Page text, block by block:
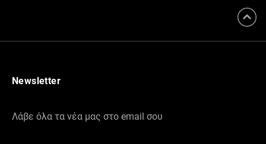
Newsletter
Λάβε όλα τα νέα μας στο email σου